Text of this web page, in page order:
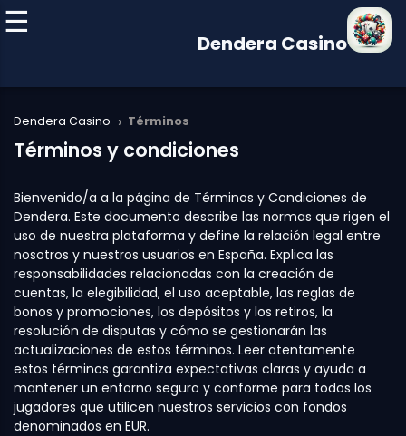
Dendera Casino
Dendera Casino › Términos
Términos y condiciones
Bienvenido/a a la página de Términos y Condiciones de
Dendera. Este documento describe las normas que rigen el
uso de nuestra plataforma y define la relación legal entre
nosotros y nuestros usuarios en España. Explica las
responsabilidades relacionadas con la creación de
cuentas, la elegibilidad, el uso aceptable, las reglas de
bonos y promociones, los depósitos y los retiros, la
resolución de disputas y cómo se gestionarán las
actualizaciones de estos términos. Leer atentamente
estos términos garantiza expectativas claras y ayuda a
mantener un entorno seguro y conforme para todos los
jugadores que utilicen nuestros servicios con fondos
denominados en EUR.